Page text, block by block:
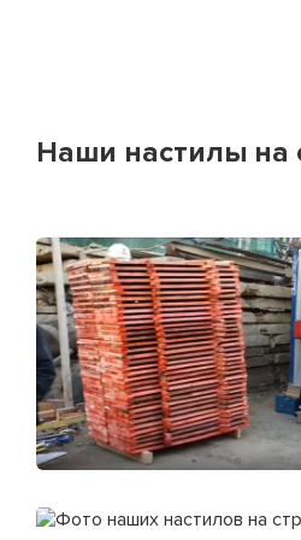
Наши настилы на